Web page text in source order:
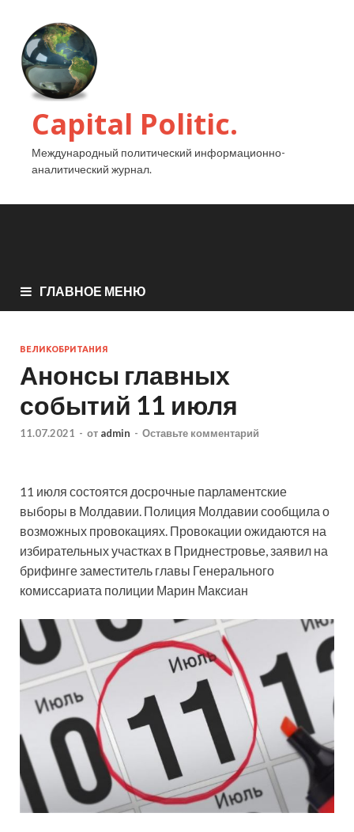
Capital Politic.
Международный политический информационно-
аналитический журнал.
ГЛАВНОЕ МЕНЮ
ВЕЛИКОБРИТАНИЯ
Анонсы главных
событий 11 июля
11.07.2021 - от admin - Оставьте комментарий
11 июля состоятся досрочные парламентские
выборы в Молдавии. Полиция Молдавии сообщила о
возможных провокациях. Провокации ожидаются на
избирательных участках в Приднестровье, заявил на
брифинге заместитель главы Генерального
комиссариата полиции Марин Максиан